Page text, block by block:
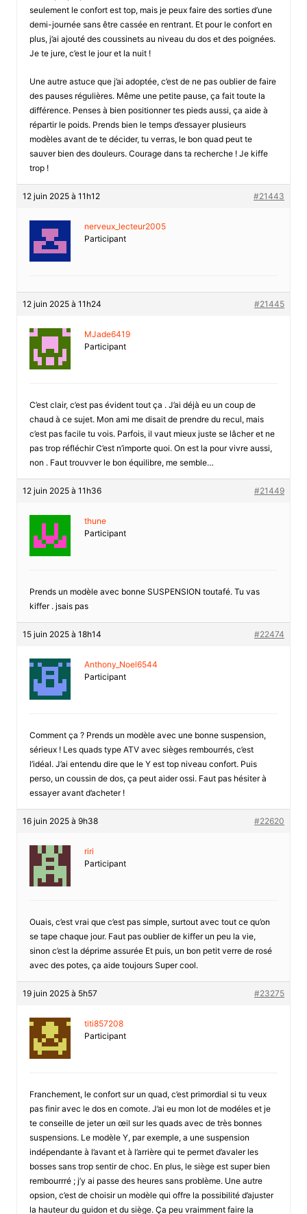
seulement le confort est top, mais je peux faire des sorties d’une
demi-journée sans être cassée en rentrant. Et pour le confort en
plus, j’ai ajouté des coussinets au niveau du dos et des poignées.
Je te jure, c’est le jour et la nuit !
Une autre astuce que j’ai adoptée, c’est de ne pas oublier de faire
des pauses régulières. Même une petite pause, ça fait toute la
différence. Penses à bien positionner tes pieds aussi, ça aide à
répartir le poids. Prends bien le temps d’essayer plusieurs
modèles avant de te décider, tu verras, le bon quad peut te
sauver bien des douleurs. Courage dans ta recherche ! Je kiffe
trop !
12 juin 2025 à 11h12 #21443
nerveux_lecteur2005
Participant
12 juin 2025 à 11h24 #21445
MJade6419
Participant
C’est clair, c’est pas évident tout ça . J’ai déjà eu un coup de
chaud à ce sujet. Mon ami me disait de prendre du recul, mais
c’est pas facile tu vois. Parfois, il vaut mieux juste se lâcher et ne
pas trop réfléchir C’est n’importe quoi. On est la pour vivre aussi,
non . Faut trouvver le bon équilibre, me semble…
12 juin 2025 à 11h36 #21449
thune
Participant
Prends un modèle avec bonne SUSPENSION toutafé. Tu vas
kiffer . jsais pas
15 juin 2025 à 18h14 #22474
Anthony_Noel6544
Participant
Comment ça ? Prends un modèle avec une bonne suspension,
sérieux ! Les quads type ATV avec sièges rembourrés, c’est
l’idéal. J’ai entendu dire que le Y est top niveau confort. Puis
perso, un coussin de dos, ça peut aider ossi. Faut pas hésiter à
essayer avant d’acheter !
16 juin 2025 à 9h38 #22620
riri
Participant
Ouais, c’est vrai que c’est pas simple, surtout avec tout ce qu’on
se tape chaque jour. Faut pas oublier de kiffer un peu la vie,
sinon c’est la déprime assurée Et puis, un bon petit verre de rosé
avec des potes, ça aide toujours Super cool.
19 juin 2025 à 5h57 #23275
titi857208
Participant
Franchement, le confort sur un quad, c’est primordial si tu veux
pas finir avec le dos en comote. J’ai eu mon lot de modéles et je
te conseille de jeter un œil sur les quads avec de très bonnes
suspensions. Le modèle Y, par exemple, a une suspension
indépendante à l’avant et à l’arrière qui te permet d’avaler les
bosses sans trop sentir de choc. En plus, le siège est super bien
rembourrré ; j’y ai passe des heures sans problème. Une autre
opsion, c’est de choisir un modèle qui offre la possibilité d’ajuster
la hauteur du guidon et du siège. Ça peu vraimment faire la